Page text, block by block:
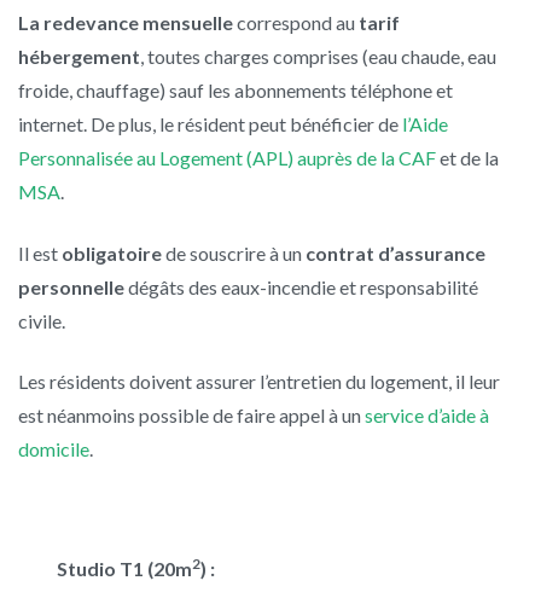
La redevance mensuellecorrespond au tarif
hébergement, toutes charges comprises (eau chaude, eau
froide, chauffage) sauf les abonnements téléphone et
internet. De plus, le résident peut bénéficier de l’Aide
Personnalisée au Logement (APL) auprès de la CAFet de la
MSA.
Il est obligatoirede souscrire à un contrat d’assurance
personnelledégâts des eaux-incendie et responsabilité
civile.
Les résidents doivent assurer l’entretien du logement, il leur
est néanmoins possible de faire appel à unservice d’aide à
domicile.
Studio T1 (20m2) :